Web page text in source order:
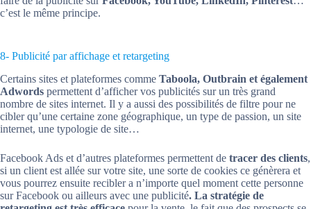
c’est le même principe.
8- Publicité par affichage et retargeting
Certains sites et plateformes comme Taboola, Outbrain et également
Adwords permettent d’afficher vos publicités sur un très grand
nombre de sites internet. Il y a aussi des possibilités de filtre pour ne
cibler qu’une certaine zone géographique, un type de passion, un site
internet, une typologie de site…
Facebook Ads et d’autres plateformes permettent de tracer des clients,
si un client est allée sur votre site, une sorte de cookies ce génèrera et
vous pourrez ensuite recibler a n’importe quel moment cette personne
sur Facebook ou ailleurs avec une publicité. La stratégie de